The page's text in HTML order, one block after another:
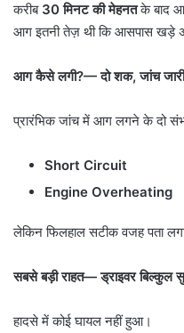
करीब 30मिनट की मेहनतके बाद
आग इतनी तेज़ थी कि आसपास खड़े
आग कैसे लगी?—दो शक,जांच जारी
प्रारंभिक जांच में आग लगने के दो
Short Circuit
Engine Overheating
लेकिन फिलहाल सटीक वजह पता
सबसे बड़ी राहत—ड्राइवर बिल्कुल
हादसे में कोई घायल नहीं हुआ।